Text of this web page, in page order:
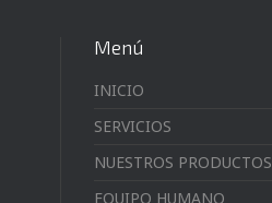
Menú
INICIO
SERVICIOS
NUESTROS PRODUCTOS
EQUIPO HUMANO